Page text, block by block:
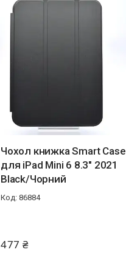
Чохол книжка Smart Case
для iPad Mini 6 8.3" 2021
Black/Чорний
86884
477 ₴